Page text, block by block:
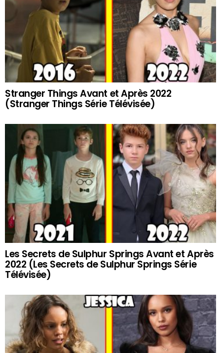
Stranger Things Avant et Après 2022
(Stranger Things Série Télévisée)
Les Secrets de Sulphur Springs Avant et Après
2022 (Les Secrets de Sulphur Springs Série
Télévisée)